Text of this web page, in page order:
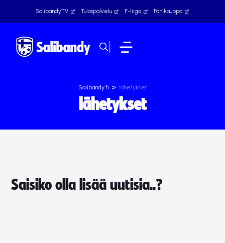
SalibandyTV Tulospalvelu F-liiga Fanikauppa
Salibandy.fi > lähetykset
lähetykset
Saisiko olla lisää uutisia..?